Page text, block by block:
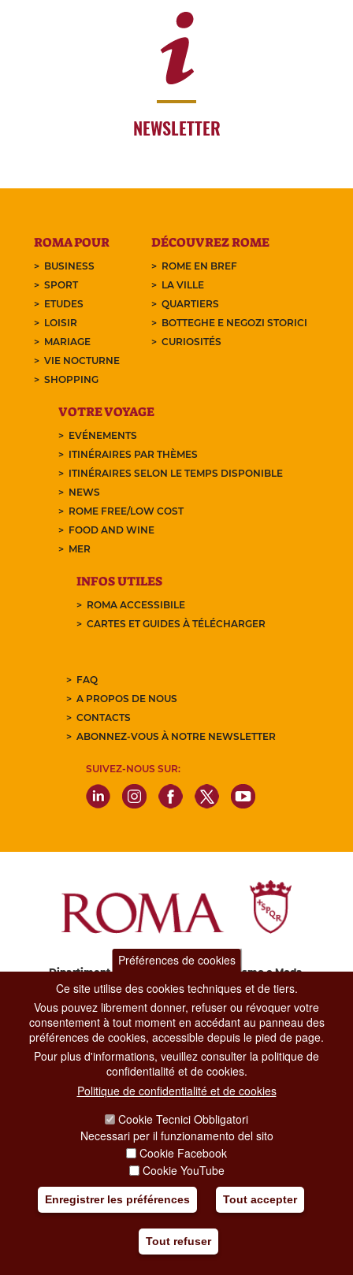
NEWSLETTER
ROMA POUR
BUSINESS
SPORT
ETUDES
LOISIR
MARIAGE
VIE NOCTURNE
SHOPPING
DÉCOUVREZ ROME
ROME EN BREF
LA VILLE
QUARTIERS
BOTTEGHE E NEGOZI STORICI
CURIOSITÉS
VOTRE VOYAGE
EVÉNEMENTS
ITINÉRAIRES PAR THÈMES
ITINÉRAIRES SELON LE TEMPS DISPONIBLE
NEWS
ROME FREE/LOW COST
FOOD AND WINE
MER
INFOS UTILES
ROMA ACCESSIBILE
CARTES ET GUIDES À TÉLÉCHARGER
FAQ
A PROPOS DE NOUS
CONTACTS
ABONNEZ-VOUS À NOTRE NEWSLETTER
SUIVEZ-NOUS SUR:
Dipartimento Grandi Eventi, Sport, Turismo e Moda.
Via di San Basilio, 51
CONTACT CENTER TEL. 06 06 08
CONTATTA LA REDAZIONE
PRIVACY
SOCIAL MEDIA POLICY
CREDITS
COPYRIGHT
ESCLUSIONE DI RESPONSABILITÀ
Préférences de cookies
Ce site utilise des cookies techniques et de tiers.
Vous pouvez librement donner, refuser ou révoquer votre
consentement à tout moment en accédant au panneau des
préférences de cookies, accessible depuis le pied de page.
Pour plus d'informations, veuillez consulter la politique de
confidentialité et de cookies.
Politique de confidentialité et de cookies
Cookie Tecnici Obbligatori
Necessari per il funzionamento del sito
Cookie Facebook
Cookie YouTube
Enregistrer les préférences Tout accepter
Tout refuser